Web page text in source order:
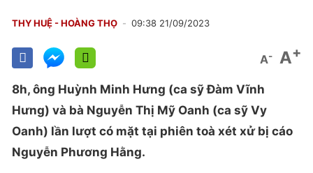
THY HUỆ - HOÀNG THỌ 09:38 21/09/2023
A- A+
8h, ông Huỳnh Minh Hưng (ca sỹ Đàm Vĩnh
Hưng) và bà Nguyễn Thị Mỹ Oanh (ca sỹ Vy
Oanh) lần lượt có mặt tại phiên toà xét xử bị cáo
Nguyễn Phương Hằng.